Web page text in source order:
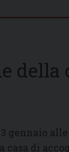
della
gennaio alle
casa di